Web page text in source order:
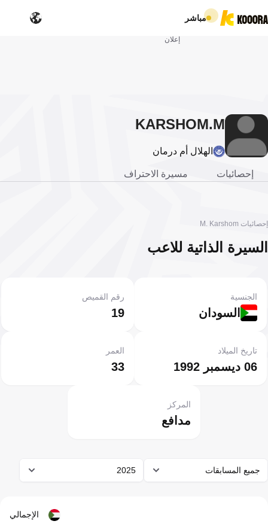
مباشر
إعلان
M.
KARSHOM
الهلال أم درمان
إحصائيات مسيرة الاحتراف
إحصائيات M. Karshom
السيرة الذاتية للاعب
السودان
الجنسية
19
رقم القميص
06 ديسمبر 1992
تاريخ الميلاد
33
العمر
مدافع
المركز
جميع المسابقات 2025
الإجمالي